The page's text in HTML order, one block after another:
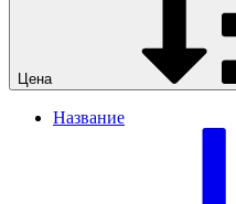
Цена
Название